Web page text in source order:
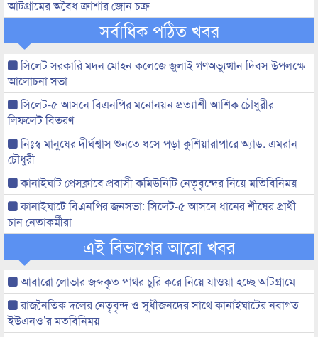
আটগ্রামের অবৈধ ক্রাশার জোন চক্র
সর্বাধিক পঠিত খবর
সিলেট সরকারি মদন মোহন কলেজে জুলাই গণঅভ্যুত্থান দিবস উপলক্ষে
আলোচনা সভা
সিলেট-৫ আসনে বিএনপির মনোনয়ন প্রত্যাশী আশিক চৌধুরীর
লিফলেট বিতরণ
নিঃস্ব মানুষের দীর্ঘশ্বাস শুনতে ধসে পড়া কুশিয়ারাপারে অ্যাড. এমরান
চৌধুরী
কানাইঘাট প্রেসক্লাবে প্রবাসী কমিউনিটি নেতৃবৃন্দের নিয়ে মতিবিনিময়
কানাইঘাটে বিএনপির জনসভা: সিলেট-৫ আসনে ধানের শীষের প্রার্থী
চান নেতাকর্মীরা
এই বিভাগের আরো খবর
আবারো লোভার জব্দকৃত পাথর চুরি করে নিয়ে যাওয়া হচ্ছে আটগ্রামে
রাজনৈতিক দলের নেতৃবৃন্দ ও সুধীজনদের সাথে কানাইঘাটের নবাগত
ইউএনও’র মতবিনিময়